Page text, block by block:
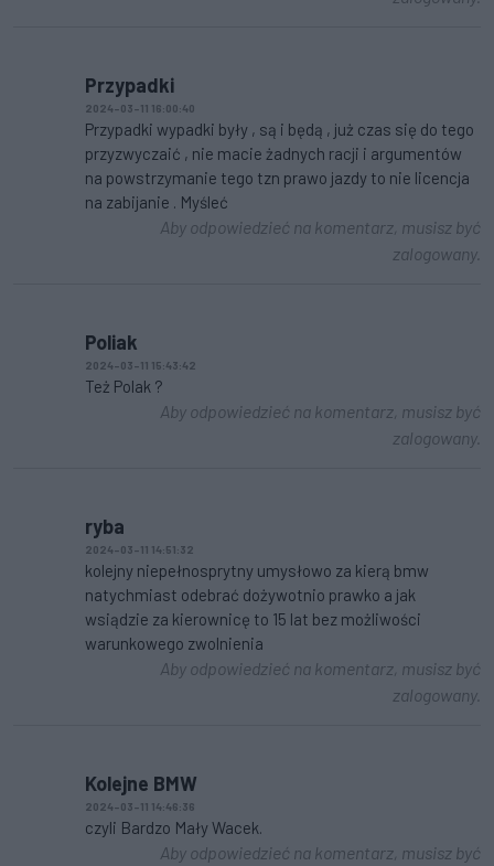
Przypadki
2024-03-11 16:00:40
Przypadki wypadki były , są i będą , już czas się do tego
przyzwyczaić , nie macie żadnych racji i argumentów
na powstrzymanie tego tzn prawo jazdy to nie licencja
na zabijanie . Myśleć
Aby odpowiedzieć na komentarz, musisz być
zalogowany.
Poliak
2024-03-11 15:43:42
Też Polak ?
Aby odpowiedzieć na komentarz, musisz być
zalogowany.
ryba
2024-03-11 14:51:32
kolejny niepełnosprytny umysłowo za kierą bmw
natychmiast odebrać dożywotnio prawko a jak
wsiądzie za kierownicę to 15 lat bez możliwości
warunkowego zwolnienia
Aby odpowiedzieć na komentarz, musisz być
zalogowany.
Kolejne BMW
2024-03-11 14:46:36
czyli Bardzo Mały Wacek.
Aby odpowiedzieć na komentarz, musisz być